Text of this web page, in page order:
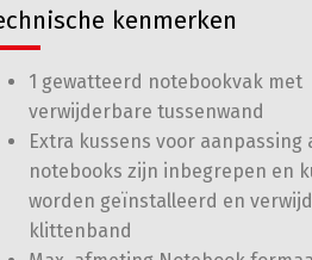
kenmerken
1 gewatteerd notebookvak met
verwijderbare tussenwand
Extra kussens voor aanpassing
notebooks zijn inbegrepen en
worden geïnstalleerd en
klittenband